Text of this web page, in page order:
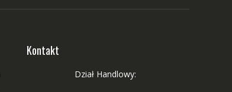
Kontakt
Dział Handlowy: